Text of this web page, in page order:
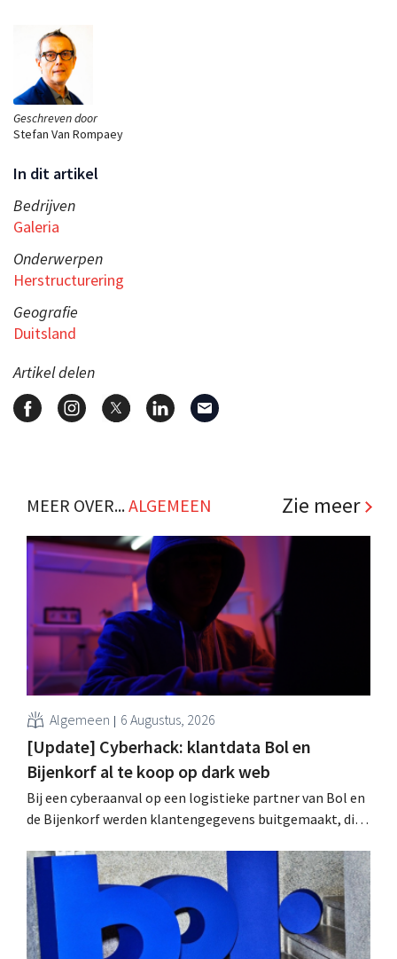
Geschreven door
Stefan Van Rompaey
In dit artikel
Bedrijven
Galeria
Onderwerpen
Herstructurering
Geografie
Duitsland
Artikel delen
MEER OVER...ALGEMEEN Zie meer
Algemeen 6 Augustus, 2026
[Update] Cyberhack: klantdata Bol en
Bijenkorf al te koop op dark web
Bij een cyberaanval op een logistieke partner van Bol en
de Bijenkorf werden klantengegevens buitgemaakt, die
De retailers roepen klanten op alert te zijn voor
phishing.